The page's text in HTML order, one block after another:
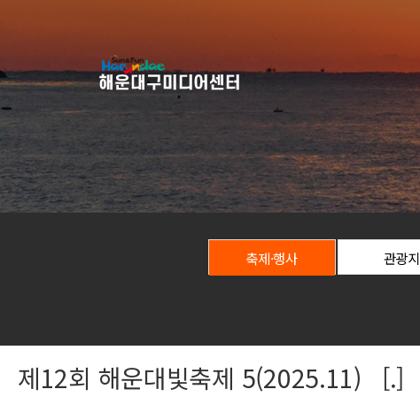
축제·행사 관광지
제12회 해운대빛축제 5(2025.11) [.]